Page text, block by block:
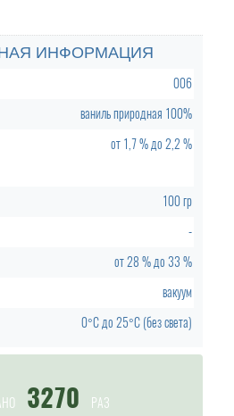
ИНФОРМАЦИЯ
006
ваниль природная 100%
от 1,7 %до 2,2 %
100 гр
-
от28 %до 33 %
вакуум
0°Cдо 25°C (без света)
3270 РАЗ